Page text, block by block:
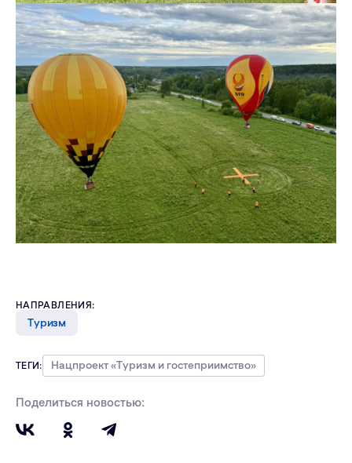
НАПРАВЛЕНИЯ:
Туризм
ТЕГИ: Нацпроект «Туризм и гостеприимство»
Поделиться новостью: